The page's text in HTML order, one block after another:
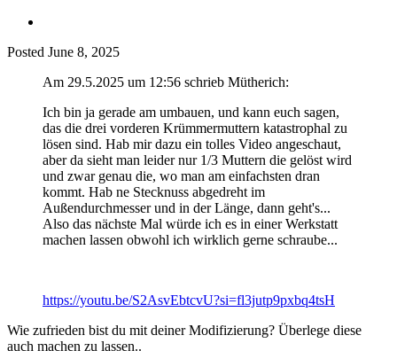
Posted June 8, 2025
Am 29.5.2025 um 12:56 schrieb Mütherich:
Ich bin ja gerade am umbauen, und kann euch sagen,
das die drei vorderen Krümmermuttern katastrophal zu
lösen sind. Hab mir dazu ein tolles Video angeschaut,
aber da sieht man leider nur 1/3 Muttern die gelöst wird
und zwar genau die, wo man am einfachsten dran
kommt. Hab ne Stecknuss abgedreht im
Außendurchmesser und in der Länge, dann geht's...
Also das nächste Mal würde ich es in einer Werkstatt
machen lassen obwohl ich wirklich gerne schraube...
https://youtu.be/S2AsvEbtcvU?si=fl3jutp9pxbq4tsH
Wie zufrieden bist du mit deiner Modifizierung? Überlege diese
auch machen zu lassen..